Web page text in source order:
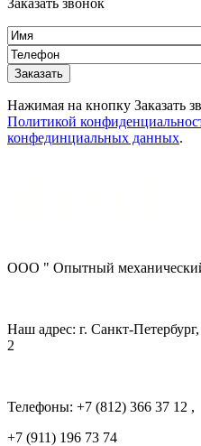
Заказать звонок
Нажимая на кнопку Заказать
Политикой
конфединциальных данных.
ООО " Опытный
Наш адрес: г. Санкт-
2
Телефоны: +7 (812) 366 37 12 ,
+7 (911) 196 73 74